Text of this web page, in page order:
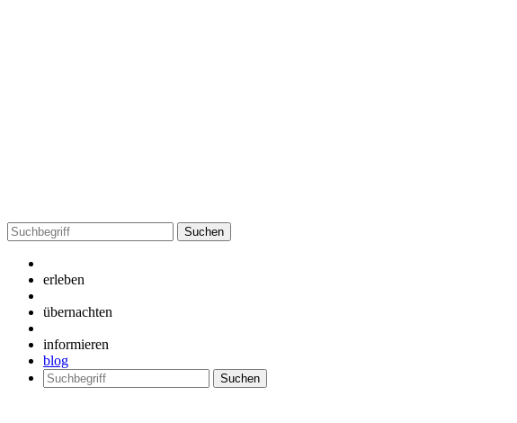
Suchen
nach:
erleben
übernachten
informieren
blog
Suchen
nach: